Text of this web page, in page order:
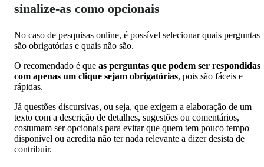
sinalize-as como opcionais
No caso de pesquisas online, é possível selecionar quais perguntas
são obrigatórias e quais não são.
O recomendado é que as perguntas que podem ser respondidas
com apenas um clique sejam obrigatórias, pois são fáceis e
rápidas.
Já questões discursivas, ou seja, que exigem a elaboração de um
texto com a descrição de detalhes, sugestões ou comentários,
costumam ser opcionais para evitar que quem tem pouco tempo
disponível ou acredita não ter nada relevante a dizer desista de
contribuir.